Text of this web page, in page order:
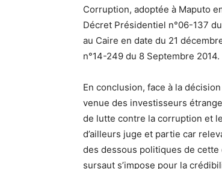
Corruption, adoptée à Maputo
Décret Présidentiel n°06-137
au Caire en date du 21
n°14-249 du 8 Septembre 2014.
En conclusion, face à la
venue des investisseurs
de lutte contre la corruption et
d’ailleurs juge et partie car
des dessous politiques de cette
sursaut s’impose pour la